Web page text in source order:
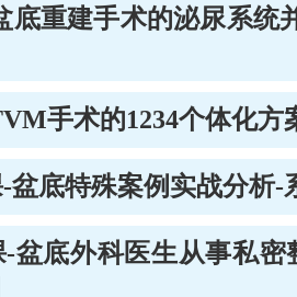
底重建手术的泌尿系统
手术的1234个体化方
盆底特殊案例实战分析-
盆底外科医生从事私密